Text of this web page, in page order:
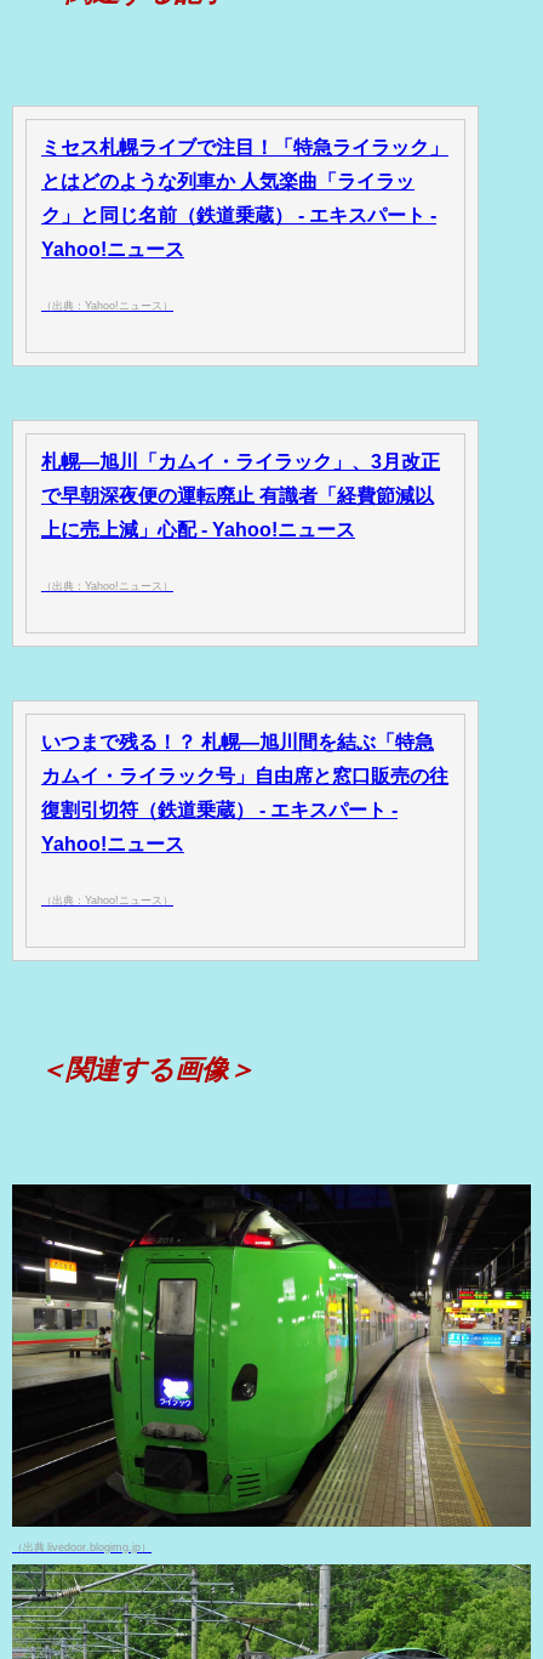
ミセス札幌ライブで注目！「特急ライラック」
とはどのような列車か 人気楽曲「ライラッ
ク」と同じ名前（鉄道乗蔵） - エキスパート -
Yahoo!ニュース
（出典：Yahoo!ニュース）
札幌―旭川「カムイ・ライラック」、3月改正
で早朝深夜便の運転廃止 有識者「経費節減以
上に売上減」心配 - Yahoo!ニュース
（出典：Yahoo!ニュース）
いつまで残る！？ 札幌―旭川間を結ぶ「特急
カムイ・ライラック号」自由席と窓口販売の往
復割引切符（鉄道乗蔵） - エキスパート -
Yahoo!ニュース
（出典：Yahoo!ニュース）
＜関連する画像＞
（出典 livedoor.blogimg.jp）